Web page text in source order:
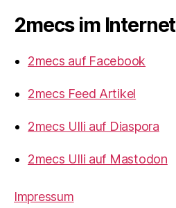
2mecs im Internet
2mecs auf Facebook
2mecs Feed Artikel
2mecs Ulli auf Diaspora
2mecs Ulli auf Mastodon
Impressum